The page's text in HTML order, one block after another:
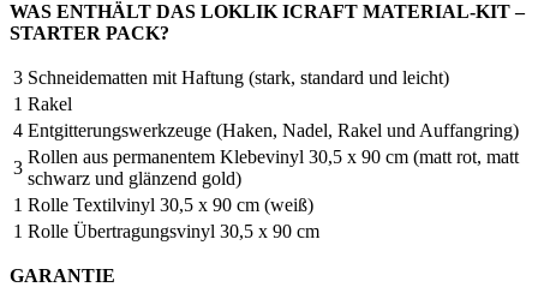
WAS ENTHÄLT DAS LOKLIK ICRAFT MATERIAL-KIT –
STARTER PACK?
3 Schneidematten mit Haftung (stark, standard und leicht)
1 Rakel
4 Entgitterungswerkzeuge (Haken, Nadel, Rakel und Auffangring)
3
Rollen aus permanentem Klebevinyl 30,5 x 90 cm (matt rot, matt
schwarz und glänzend gold)
1 Rolle Textilvinyl 30,5 x 90 cm (weiß)
1 Rolle Übertragungsvinyl 30,5 x 90 cm
GARANTIE